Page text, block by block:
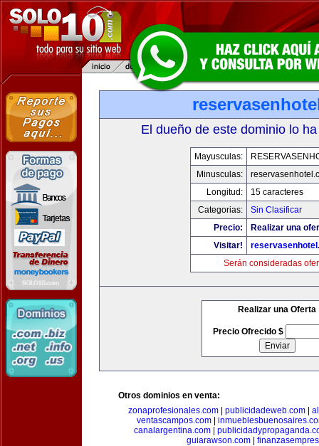
El dueño de este dominio lo
Mayusculas:
Minusculas:
Longitud:
15 caracteres
Categorias:
Sin Clasificar
Precio:
Realizar una
Visitar!
Serán consideradas
Realizar una Oferta
Precio Ofrecido $
Otros dominios en venta:
zonaprofesionales.com| publicidadeweb.com|
ventascampos.com
canalargentina.com|
guiarawson.com|